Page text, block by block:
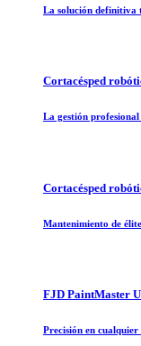
La solución definitiva
Cortacésped
La gestión profesional
Cortacésped
Mantenimiento de
FJD PaintMaster
Precisión en